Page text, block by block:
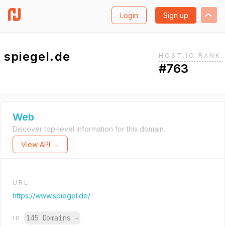
Login Sign up
spiegel.de HOST.IO RANK
#763
Web
Discover top-level information for this domain.
View API →
URL
https://www.spiegel.de/
IP 145 Domains →